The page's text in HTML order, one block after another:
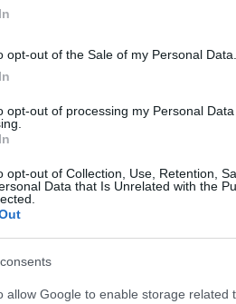
opt-out of the Sale of my Personal Data.
opt-out of processing my Personal
opt-out of Collection, Use, Retention,
Data that Is Unrelated with the
allow Google to enable storage related
χωρίς μόνιμες αυξήσεις.
αύξηση στη σύνταξη.
αλλά αργή ανακούφιση.